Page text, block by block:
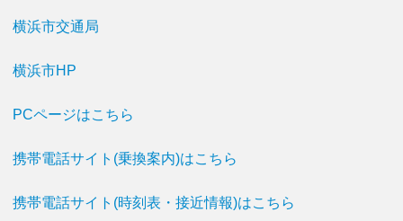
横浜市交通局
横浜市HP
PCページはこちら
携帯電話サイト(乗換案内)はこちら
携帯電話サイト(時刻表・接近情報)はこちら